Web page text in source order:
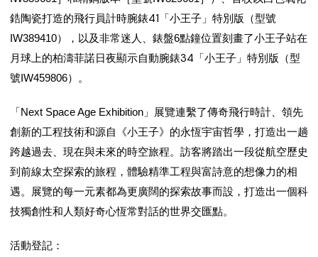
鋯陶瓷打造的飛行員計時腕錶41「小王子」特別版 （型號
IW389410），以及非常迷人、錶盤6點鐘位置刻畫了小王子站在
月球上的柏濤菲諾日夜顯示自動腕錶34「小王子」特別版 （型
號IW459806）。
「Next Space Age Exhibition」展覽連繫了傳奇飛行時計、領先
創新的工程技術和源自《小王子》的永恆宇宙哲學，打造出一趟
跨越過去、現在與未來的時空旅程。訪客將踏出一段從航空歷史
到前線太空探索的旅程，體驗精準工程與富詩意的想像力的相
遇。展覽的每一元素都為更廣闊的探索故事而設，打造出一個科
技獨創性和人類好奇心恆常對話的世界交匯點。
活動登記：